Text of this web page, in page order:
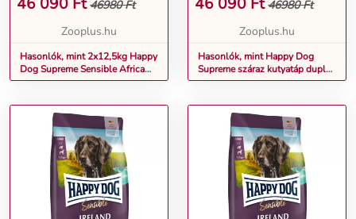
46980 Ft
Zooplus.hu
Hasonlók, mint 2x12,5kg Happy
Dog Supreme Sensible Africa
száraz kutyatáp
46980 Ft
Zooplus.hu
Hasonlók, mint Happy Dog
Supreme száraz kutyatáp dupla
csomagban- Africa (2 x 12,5 kg)